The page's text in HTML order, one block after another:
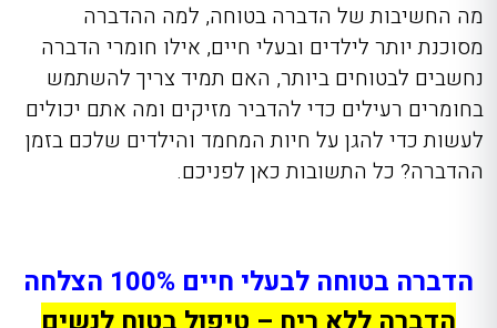
מה החשיבות של הדברה בטוחה, למה ההדברה
מסוכנת יותר לילדים ובעלי חיים, אילו חומרי הדברה
נחשבים לבטוחים ביותר, האם תמיד צריך להשתמש
בחומרים רעילים כדי להדביר מזיקים ומה אתם יכולים
לעשות כדי להגן על חיות המחמד והילדים שלכם בזמן
ההדברה? כל התשובות כאן לפניכם.
הדברה בטוחה לבעלי חיים 100% הצלחה